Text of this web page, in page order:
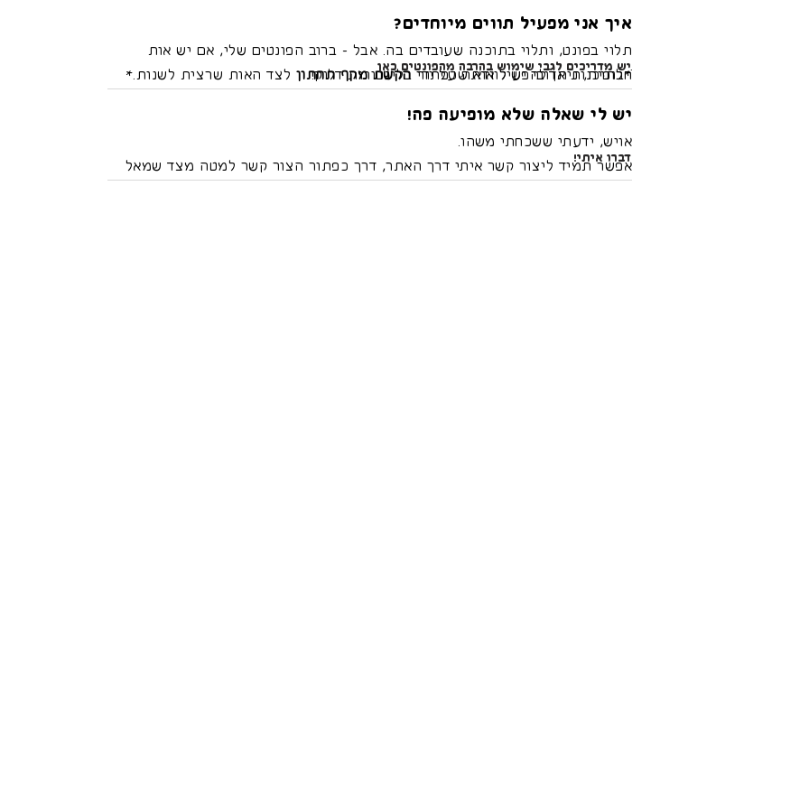
אותי! אשמח לדעת :)
איך אני מפעיל תווים מיוחדים?
תלוי בפונט, ותלוי בתוכנה שעובדים בה. אבל - ברוב הפונטים שלי, אם יש אות
חלופית, ניתן להפעיל אותה על ידי הקשת מקף תחתוןלצד האות שרצית לשנות.*
אם יש בתוכנה שלכם חלון גליפים או מפת תווים, אפשר גם להכניס תווים משם.
ֿ*בתוכנות אדובי יש לוודא שכפתור בליגטורות דלוק!
יש מדריכים לגבי שימוש בהרבה מהפונטים כאן
יש לי שאלה שלא מופיעה פה!
אויש, ידעתי ששכחתי משהו.
אפשר תמיד ליצור קשר איתי דרך האתר, דרך כפתור הצור קשר למטה מצד שמאל
דברו איתי!